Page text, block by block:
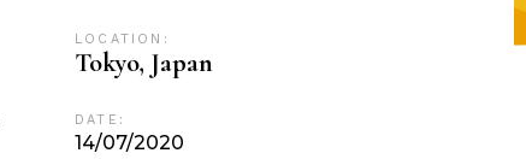
LOCATION:
Tokyo, Japan
DATE:
14/07/2020